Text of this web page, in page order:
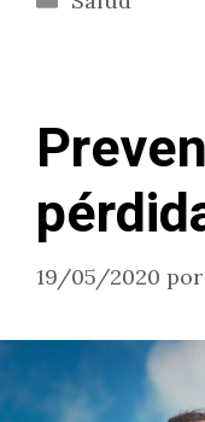
19/05/2020 por